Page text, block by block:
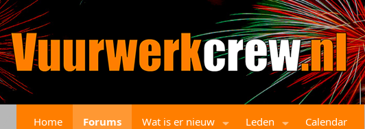
Home Forums Wat is er nieuw Leden Calendar